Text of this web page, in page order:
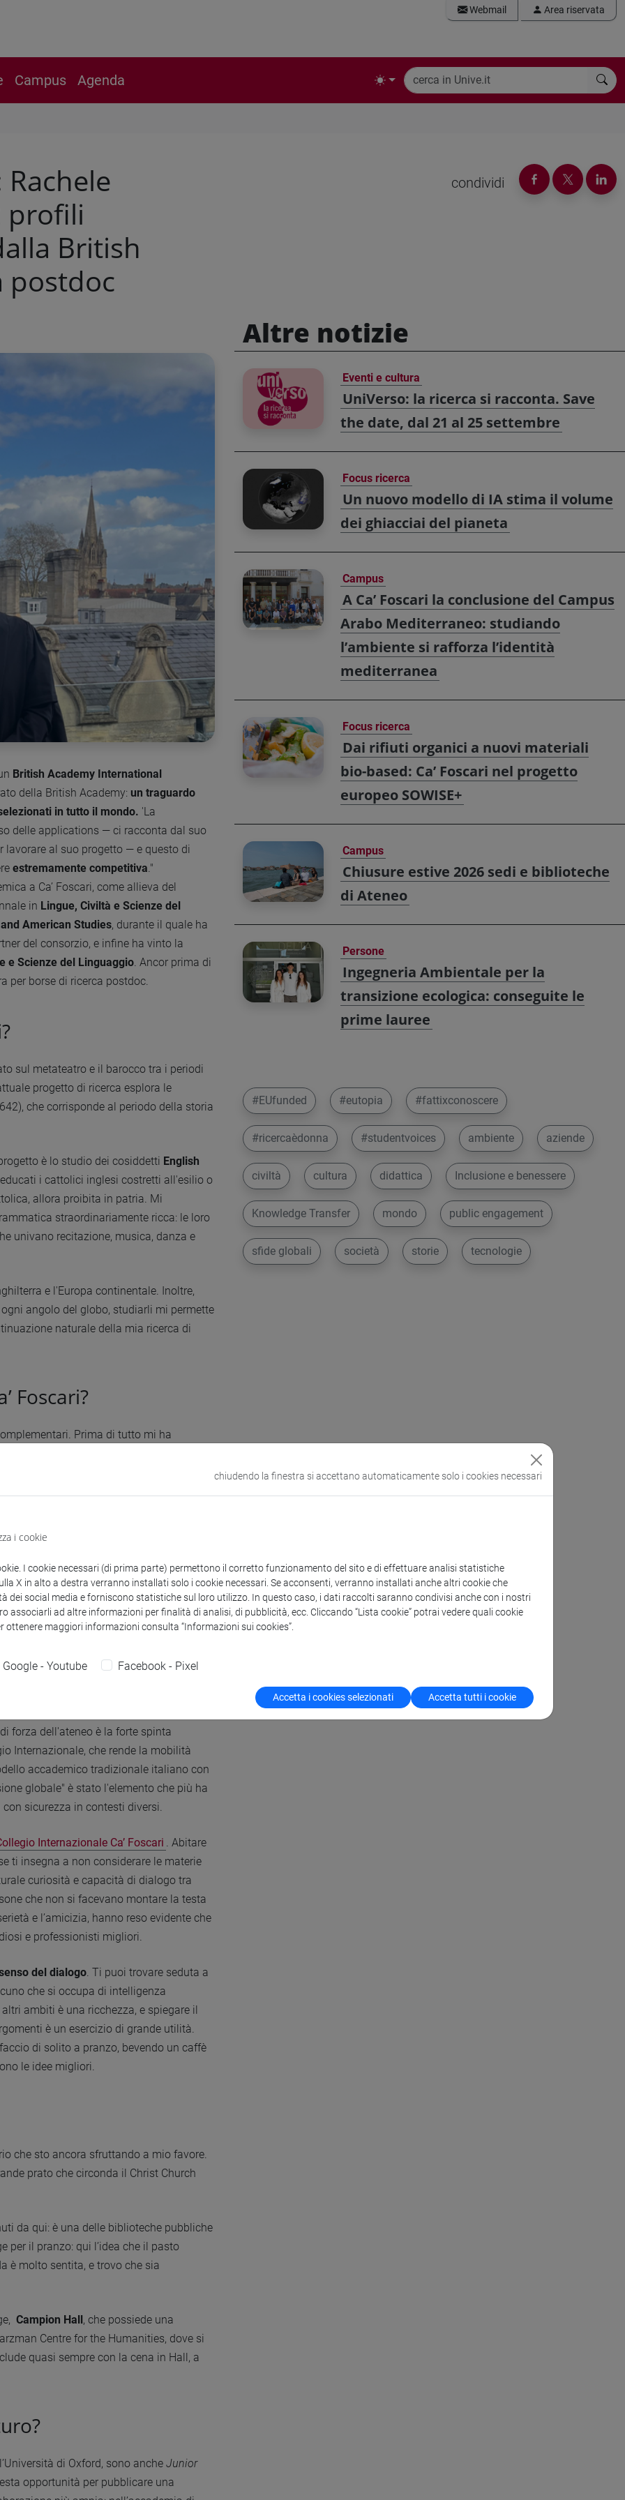
Webmail Area riservata
Campus Agenda
Rachele
profili
British
postdoc
condividi
British Academy International
della British Academy: un traguardo
in tutto il mondo. 'La
delle applications — ci racconta dal suo
lavorare al suo progetto — e questo di
estremamente competitiva."
a Ca’ Foscari, come allieva del
in Lingue, Civiltà e Scienze del
American Studies, durante il quale ha
del consorzio, e infine ha vinto la
e Scienze del Linguaggio. Ancor prima di
per borse di ricerca postdoc.
sul metateatro e il barocco tra i periodi
progetto di ricerca esplora le
che corrisponde al periodo della storia
è lo studio dei cosiddetti English
i cattolici inglesi costretti all'esilio o
allora proibita in patria. Mi
straordinariamente ricca: le loro
univano recitazione, musica, danza e
e l'Europa continentale. Inoltre,
angolo del globo, studiarli mi permette
naturale della mia ricerca di
Foscari?
Prima di tutto mi ha
molto specialistici, Ca’ Foscari mi
potermi dedicare interamente
mi ha permesso di approfondire
storici diversi: i corsi sul teatro che
sono stati fondamentali quando
non mi avrebbero permesso di
questa marcia in più. L’esperienza
massimi anglisti in Italia, come
preparazione mi permette oggi di
affidabile; anche quando devo
solide.
forza dell'ateneo è la forte spinta
Internazionale, che rende la mobilità
accademico tradizionale italiano con
globale" è stato l'elemento che più ha
sicurezza in contesti diversi.
Internazionale Ca’ Foscari . Abitare
ti insegna a non considerare le materie
curiosità e capacità di dialogo tra
che non si facevano montare la testa
e l’amicizia, hanno reso evidente che
e professionisti migliori.
del dialogo. Ti puoi trovare seduta a
che si occupa di intelligenza
ambiti è una ricchezza, e spiegare il
è un esercizio di grande utilità.
di solito a pranzo, bevendo un caffè
le idee migliori.
che sto ancora sfruttando a mio favore.
prato che circonda il Christ Church
da qui: è una delle biblioteche pubbliche
per il pranzo: qui l’idea che il pasto
è molto sentita, e trovo che sia
Campion Hall, che possiede una
Centre for the Humanities, dove si
quasi sempre con la cena in Hall, a
di Oxford, sono anche Junior
opportunità per pubblicare una
Altre notizie
Eventi e cultura
UniVerso: la ricerca si racconta. Save
the date, dal 21 al 25 settembre
Focus ricerca
Un nuovo modello di IA stima il volume
dei ghiacciai del pianeta
Campus
A Ca’ Foscari la conclusione del Campus
Arabo Mediterraneo: studiando
l’ambiente si rafforza l’identità
mediterranea
Focus ricerca
Dai rifiuti organici a nuovi materiali
bio-based: Ca’ Foscari nel progetto
europeo SOWISE+
Campus
Chiusure estive 2026 sedi e biblioteche
di Ateneo
Persone
Ingegneria Ambientale per la
transizione ecologica: conseguite le
prime lauree
#EUfunded #eutopia #fattixconoscere
#ricercaèdonna #studentvoices ambiente aziende
civiltà cultura didattica Inclusione e benessere
Knowledge Transfer mondo public engagement
sfide globali società storie tecnologie
chiudendo la finestra si accettano automaticamente solo i cookies necessari
i cookie
I cookie necessari (di prima parte) permettono il corretto funzionamento del sito e di effettuare analisi statistiche
X in alto a destra verranno installati solo i cookie necessari. Se acconsenti, verranno installati anche altri cookie che
dei social media e forniscono statistiche sul loro utilizzo. In questo caso, i dati raccolti saranno condivisi anche con i nostri
associarli ad altre informazioni per finalità di analisi, di pubblicità, ecc. Cliccando “Lista cookie” potrai vedere quali cookie
ottenere maggiori informazioni consulta “Informazioni sui cookies”.
Google - Youtube Facebook - Pixel
Accetta i cookies selezionati Accetta tutti i cookie